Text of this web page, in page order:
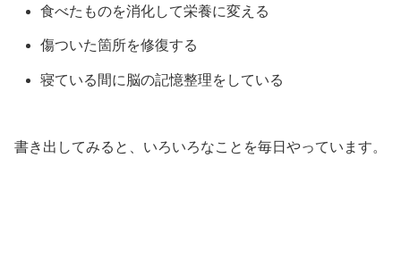
食べたものを消化して栄養に変える
傷ついた箇所を修復する
寝ている間に脳の記憶整理をしている
書き出してみると、いろいろなことを毎日やっています。